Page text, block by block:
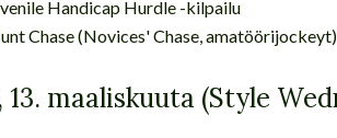
Handicap Hurdle -kilpailu
Chase (Novices' Chase, amatöörijockeyt)
maaliskuuta (Style